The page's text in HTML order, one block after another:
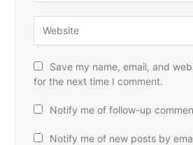
Save my name, email, and
for the next time I comment.
Notify me of follow-up
Notify me of new posts by